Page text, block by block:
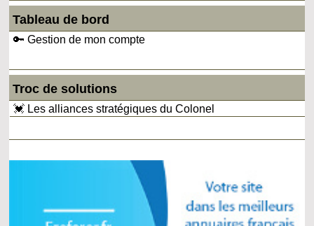
Tableau de bord
🔑 Gestion de mon compte
Troc de solutions
💓 Les alliances stratégiques du Colonel